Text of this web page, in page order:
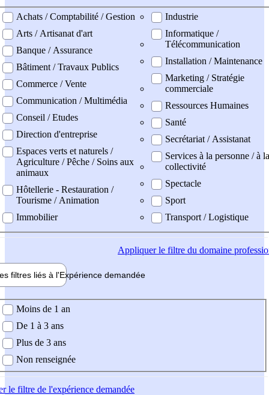
professionel
Achats / Comptabilité / Gestion
Arts / Artisanat d'art
Banque / Assurance
Bâtiment / Travaux Publics
Commerce / Vente
Communication / Multimédia
Conseil / Etudes
Direction d'entreprise
Espaces verts et naturels /
Agriculture / Pêche / Soins aux
animaux
Hôtellerie - Restauration /
Tourisme / Animation
Immobilier
Industrie
Informatique /
Télécommunication
Installation / Maintenance
Marketing / Stratégie
commerciale
Ressources Humaines
Santé
Secrétariat / Assistanat
Services à la personne / à la
collectivité
Spectacle
Sport
Transport / Logistique
Appliquerle filtre du domaine
filtres liés à l'Expérience demandée
demandée
Moins de 1 an
De 1 à 3 ans
Plus de 3 ans
Non renseignée
le filtre de l'expérience demandée